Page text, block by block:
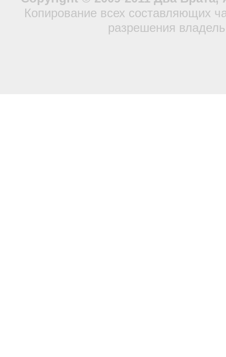
Копирование всех составляющих
разрешения